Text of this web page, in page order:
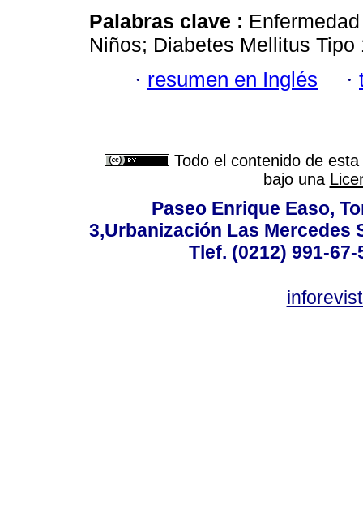
Palabras clave :
Niños; Diabetes Mellitus Tipo
· resumen en Inglés ·
Todo el contenido de
bajo una
Paseo Enrique Easo,
3,Urbanización Las Mercedes
Tlef. (0212) 991-